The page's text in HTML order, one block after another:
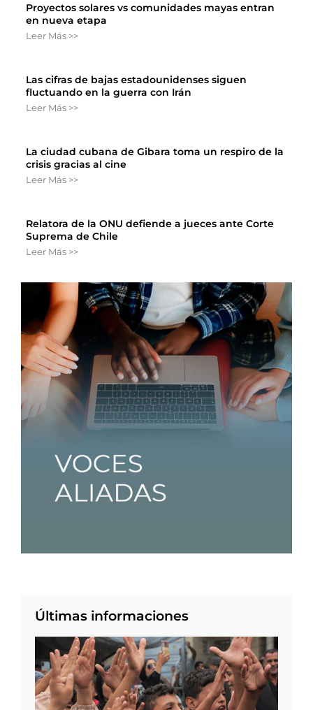
Proyectos solares vs comunidades mayas entran
en nueva etapa
Leer Más >>
Las cifras de bajas estadounidenses siguen
fluctuando en la guerra con Irán
Leer Más >>
La ciudad cubana de Gibara toma un respiro de la
crisis gracias al cine
Leer Más >>
Relatora de la ONU defiende a jueces ante Corte
Suprema de Chile
Leer Más >>
Últimas informaciones